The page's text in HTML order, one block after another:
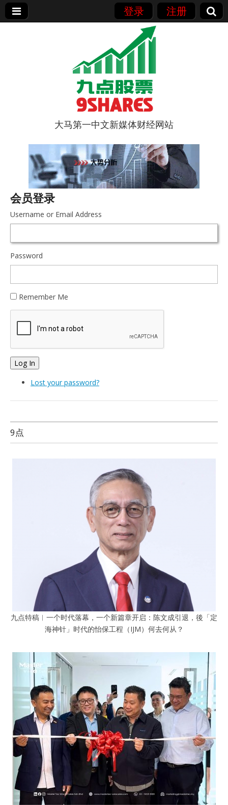
登录 注册
9点股票
大马第一中文新媒体财经网站
会员登录
Username or Email Address
Password
Remember Me
Log In
Lost your password?
9点
九点特稿︱一个时代落幕，一个新篇章开启：陈文成引退，後「定
海神针」时代的怡保工程（IJM）何去何从？